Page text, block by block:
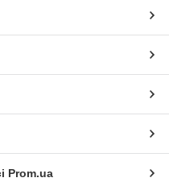
Prom.ua